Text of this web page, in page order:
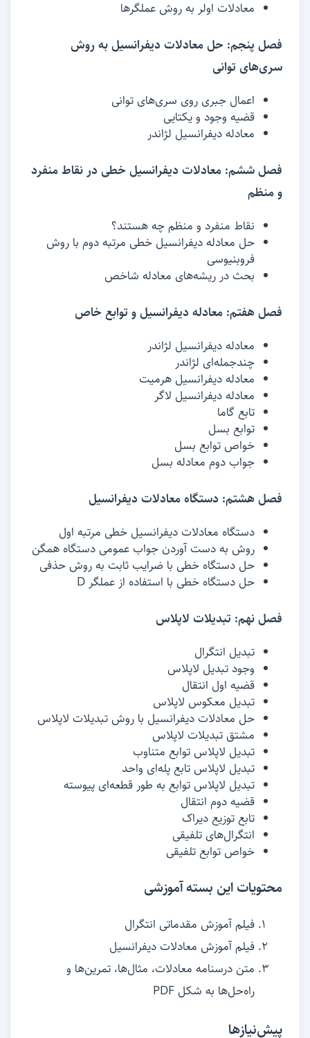
معادلات اولر به روش عملگرها
فصل پنجم: حل معادلات دیفرانسیل به روش
سری‌های توانی
اعمال جبری روی سری‌های توانی
قضیه وجود و یکتایی
معادله دیفرانسیل لژاندر
فصل ششم: معادلات دیفرانسیل خطی در نقاط منفرد
و منظم
نقاط منفرد و منظم چه هستند؟
حل معادله دیفرانسیل خطی مرتبه دوم با روش
فروبنیوسی
بحث در ریشه‌های معادله شاخص
فصل هفتم: معادله دیفرانسیل و توابع خاص
معادله دیفرانسیل لژاندر
چندجمله‌ای لژاندر
معادله دیفرانسیل هرمیت
معادله دیفرانسیل لاگر
تابع گاما
توابع بسل
خواص توابع بسل
جواب دوم معادله بسل
فصل هشتم: دستگاه معادلات دیفرانسیل
دستگاه معادلات دیفرانسیل خطی مرتبه اول
روش به دست آوردن جواب عمومی دستگاه همگن
حل دستگاه خطی با ضرایب ثابت به روش حذفی
حل دستگاه خطی با استفاده از عملگر D
فصل نهم: تبدیلات لاپلاس
تبدیل انتگرال
وجود تبدیل لاپلاس
قضیه اول انتقال
تبدیل معکوس لاپلاس
حل معادلات دیفرانسیل با روش تبدیلات لاپلاس
مشتق تبدیلات لاپلاس
تبدیل لاپلاس توابع متناوب
تبدیل لاپلاس تابع پله‌ای واحد
تبدیل لاپلاس توابع به طور قطعه‌ای پیوسته
قضیه دوم انتقال
تابع توزیع دیراک
انتگرال‌های تلفیقی
خواص توابع تلفیقی
محتویات این بسته آموزشی
فیلم آموزش مقدماتی انتگرال
فیلم آموزش معادلات دیفرانسیل
متن درسنامه معادلات، مثال‌ها، تمرین‌ها و
راه‌حل‌ها به شکل PDF
پیش‌نیازها